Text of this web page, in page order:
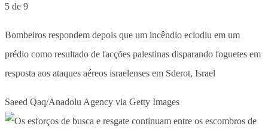
5 de 9
Bombeiros respondem depois que um incêndio eclodiu em um
prédio como resultado de facções palestinas disparando foguetes em
resposta aos ataques aéreos israelenses em Sderot, Israel
Saeed Qaq/Anadolu Agency via Getty Images